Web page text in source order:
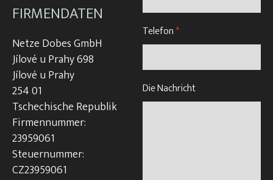
FIRMENDATEN
Netze Dobes GmbH
Jílové u Prahy 698
Jílové u Prahy
254 01
Tschechische Republik
Firmennummer:
23959061
Steuernummer:
CZ23959061
Telefon*
Die Nachricht